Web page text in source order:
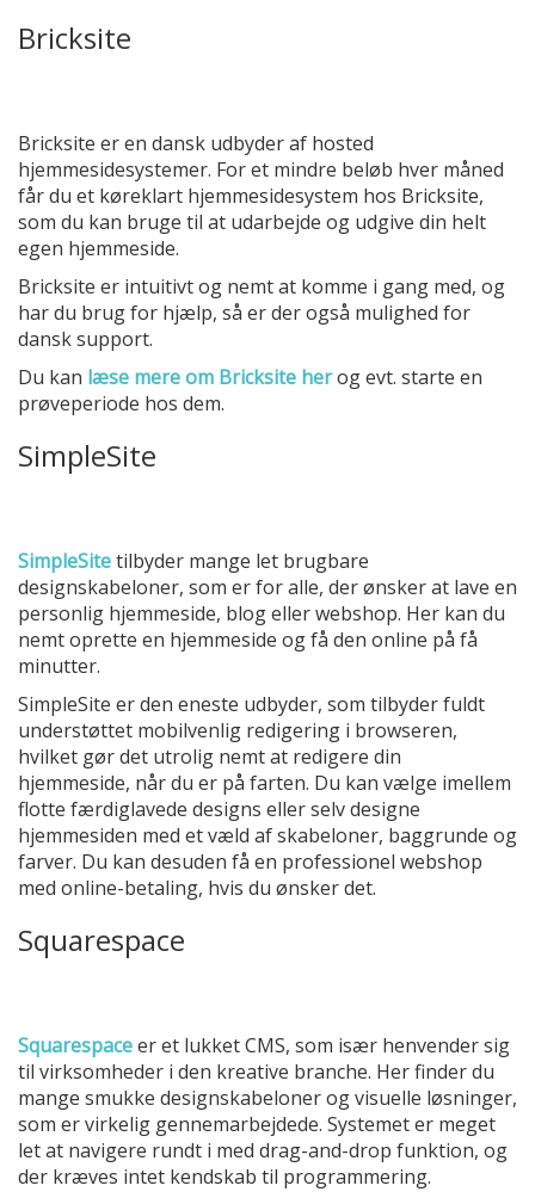
Bricksite
Bricksite er en dansk udbyder af hosted
hjemmesidesystemer. For et mindre beløb hver måned
får du et køreklart hjemmesidesystem hos Bricksite,
som du kan bruge til at udarbejde og udgive din helt
egen hjemmeside.
Bricksite er intuitivt og nemt at komme i gang med, og
har du brug for hjælp, så er der også mulighed for
dansk support.
Du kan læse mere om Bricksite herog evt. starte en
prøveperiode hos dem.
SimpleSite
SimpleSitetilbyder mange let brugbare
designskabeloner, som er for alle, der ønsker at lave en
personlig hjemmeside, blog eller webshop. Her kan du
nemt oprette en hjemmeside og få den online på få
minutter.
SimpleSite er den eneste udbyder, som tilbyder fuldt
understøttet mobilvenlig redigering i browseren,
hvilket gør det utrolig nemt at redigere din
hjemmeside, når du er på farten. Du kan vælge imellem
flotte færdiglavede designs eller selv designe
hjemmesiden med et væld af skabeloner, baggrunde og
farver. Du kan desuden få en professionel webshop
med online-betaling, hvis du ønsker det.
Squarespace
Squarespaceer et lukket CMS, som især henvender sig
til virksomheder i den kreative branche. Her finder du
mange smukke designskabeloner og visuelle løsninger,
som er virkelig gennemarbejdede. Systemet er meget
let at navigere rundt i med drag-and-drop funktion, og
der kræves intet kendskab til programmering.